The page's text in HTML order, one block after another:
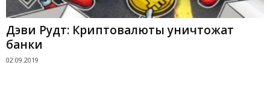
Дэви Рудт: Криптовалюты уничтожат
банки
02.09.2019